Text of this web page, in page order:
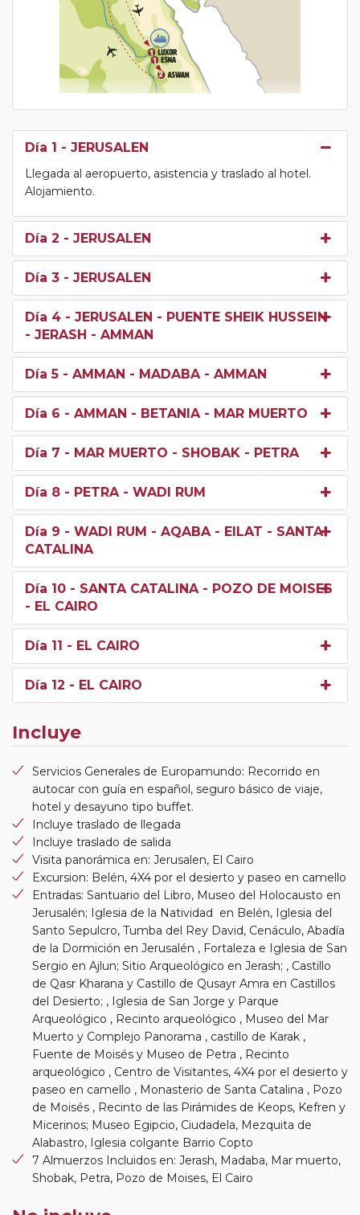
Día 1 - JERUSALEN
Llegada al aeropuerto, asistencia y traslado al hotel.
Alojamiento.
Día 2 - JERUSALEN
Día 3 - JERUSALEN
Día 4 - JERUSALEN - PUENTE SHEIK HUSSEIN
- JERASH - AMMAN
Día 5 - AMMAN - MADABA - AMMAN
Día 6 - AMMAN - BETANIA - MAR MUERTO
Día 7 - MAR MUERTO - SHOBAK - PETRA
Día 8 - PETRA - WADI RUM
Día 9 - WADI RUM - AQABA - EILAT - SANTA
CATALINA
Día 10 - SANTA CATALINA - POZO DE MOISES
- EL CAIRO
Día 11 - EL CAIRO
Día 12 - EL CAIRO
Incluye
Servicios Generales de Europamundo: Recorrido en
autocar con guía en español, seguro básico de viaje,
hotel y desayuno tipo buffet.
Incluye traslado de llegada
Incluye traslado de salida
Visita panorámica en: Jerusalen, El Cairo
Excursion: Belén, 4X4 por el desierto y paseo en camello
Entradas: Santuario del Libro, Museo del Holocausto en
Jerusalén; Iglesia de la Natividad en Belén, Iglesia del
Santo Sepulcro, Tumba del Rey David, Cenáculo, Abadía
de la Dormición en Jerusalén , Fortaleza e Iglesia de San
Sergio en Ajlun; Sitio Arqueológico en Jerash; , Castillo
de Qasr Kharana y Castillo de Qusayr Amra en Castillos
del Desierto; , Iglesia de San Jorge y Parque
Arqueológico , Recinto arqueológico , Museo del Mar
Muerto y Complejo Panorama , castillo de Karak ,
Fuente de Moisés y Museo de Petra , Recinto
arqueológico , Centro de Visitantes, 4X4 por el desierto y
paseo en camello , Monasterio de Santa Catalina , Pozo
de Moisés , Recinto de las Pirámides de Keops, Kefren y
Micerinos; Museo Egipcio, Ciudadela, Mezquita de
Alabastro, Iglesia colgante Barrio Copto
7 Almuerzos Incluidos en: Jerash, Madaba, Mar muerto,
Shobak, Petra, Pozo de Moises, El Cairo